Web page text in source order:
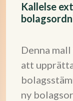
Kallelse
Denna
att
ny